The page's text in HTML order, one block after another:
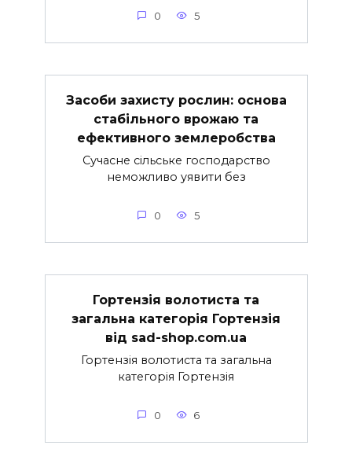
0 5
Засоби захисту рослин: основа
стабільного врожаю та
ефективного землеробства
Сучасне сільське господарство
неможливо уявити без
0 5
Гортензія волотиста та
загальна категорія Гортензія
від sad-shop.com.ua
Гортензія волотиста та загальна
категорія Гортензія
0 6